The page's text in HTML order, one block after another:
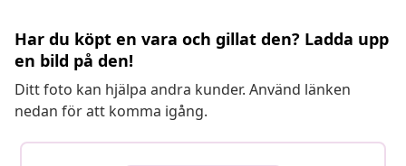
Har du köpt en vara och gillat den? Ladda upp
en bild på den!
Ditt foto kan hjälpa andra kunder. Använd länken
nedan för att komma igång.